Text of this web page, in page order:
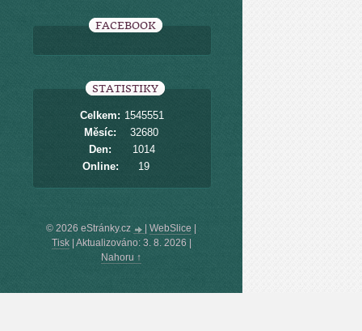
FACEBOOK
STATISTIKY
Online: 19
Celkem: 1545551
Měsíc:
32680
Den:
1014
© 2026 eStránky.cz WebSlice
Tisk| Aktualizováno: 3. 8. 2026
Nahoru ↑